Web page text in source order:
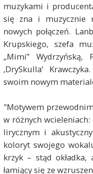
muzykami i
się zna i muzycznie
nowych połączeń.
Krupskiego, szefa
„Mimi” Wydrzyńską,
‚DrySkulla’
swoim nowym
"Motywem
w różnych
lirycznym i
koloryt swojego
krzyk – stąd
łamiący się ze